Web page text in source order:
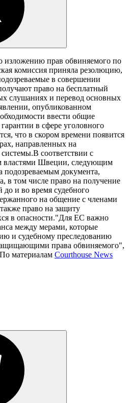
изложению прав обвиняемого по
комиссия приняла резолюцию,
в совершении
право на бесплатный
слушаниях и перевод основных
опубликованном
ввести общие
в сфере уголовного
что в скором времени появится
направленных на
соответствии с
властями Швеции, следующим
подозреваемым документа,
в том числе право на получение
до и во время судебного
на общение с членами
право на защиту
в опасности."Для ЕС важно
между мерами, которые
и судебному преследованию
права обвиняемого",
материалам Courthouse News